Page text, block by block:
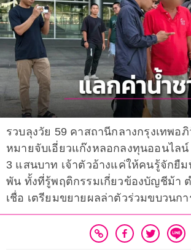
รวบลุงวัย 59 คาสถานีกลางกรุงเทพอ
หมายจับเอี่ยวแก๊งหลอกลงทุนออนไลน์
3 แสนบาท เจ้าตัวอ้างแค่ให้คนรู้จักยื
พัน ทั้งที่รู้พฤติกรรมเกี่ยวข้องบัญชีม้า
เชื่อ เตรียมขยายผลล่าตัวร่วมขบวนก